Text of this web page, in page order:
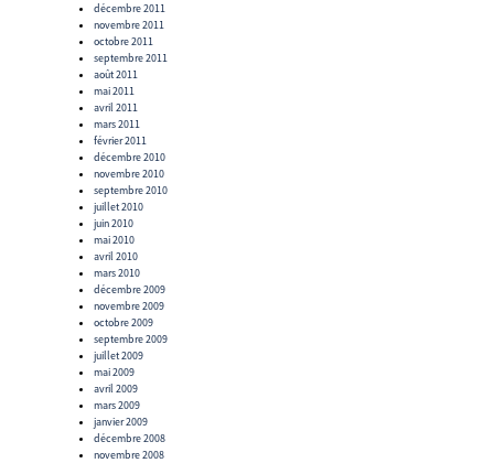
décembre 2011
novembre 2011
octobre 2011
septembre 2011
août 2011
mai 2011
avril 2011
mars 2011
février 2011
décembre 2010
novembre 2010
septembre 2010
juillet 2010
juin 2010
mai 2010
avril 2010
mars 2010
décembre 2009
novembre 2009
octobre 2009
septembre 2009
juillet 2009
mai 2009
avril 2009
mars 2009
janvier 2009
décembre 2008
novembre 2008